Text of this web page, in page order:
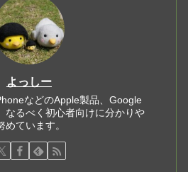
よっしー
などのApple製品、Google
なるべく初心者向けに分かりや
ています。